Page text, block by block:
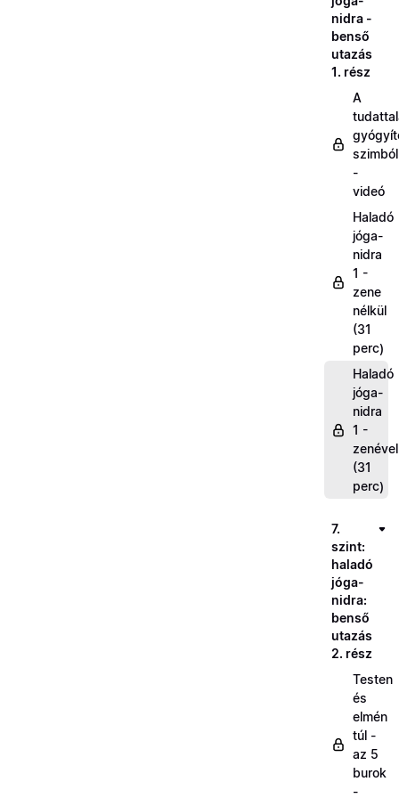
nidra -
benső
utazás
1. rész
A
-
videó
Haladó
jóga-
nidra
1 -
zene
nélkül
(31
perc)
Haladó
jóga-
nidra
1 -
zenével
(31
perc)
7.
szint:
haladó
jóga-
nidra:
benső
utazás
2. rész
Testen
és
elmén
túl -
az 5
burok
-